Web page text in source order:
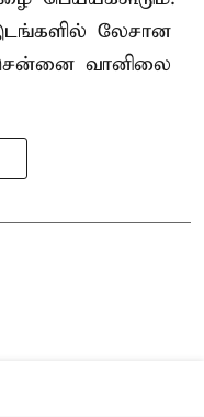
லேசான
வானிலை